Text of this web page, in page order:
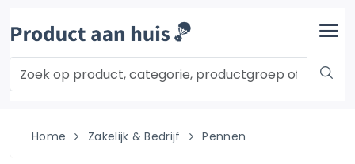
Home Zakelijk & Bedrijf Pennen